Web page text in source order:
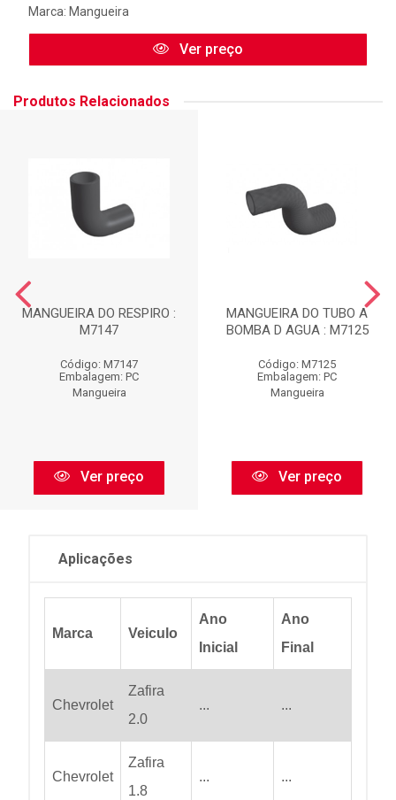
Marca: Mangueira
Ver preço
Produtos Relacionados
MANGUEIRA DO RESPIRO :
M7147
Código: M7147
Embalagem: PC
Mangueira
Ver preço
MANGUEIRA DO TUBO A
BOMBA D AGUA : M7125
Código: M7125
Embalagem: PC
Mangueira
Ver preço
Aplicações
Marca Veiculo
Ano
Inicial
Ano
Final
Chevrolet
Zafira
2.0
... ...
Chevrolet
Zafira
1.8
... ...